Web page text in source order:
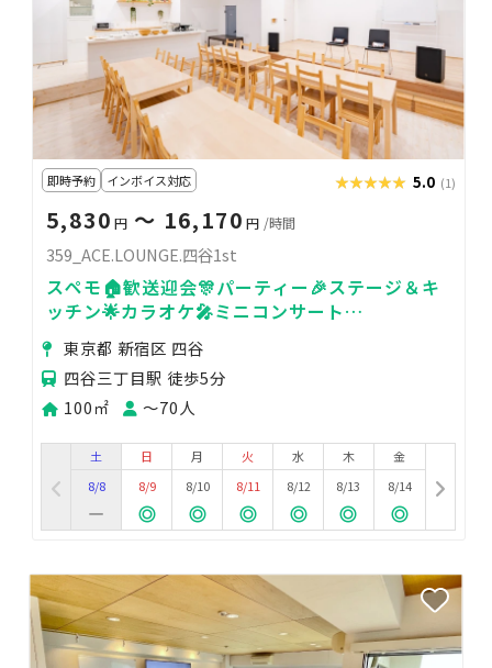
即時予約 インボイス対応 ★★★★★
★★★★★ 5.0 (1)
5,830 円〜 16,170 円 /時間
359_ACE.LOUNGE.四谷1st
スペモ🏠歓送迎会🎊パーティー🎉ステージ＆キ
ッチン🌟カラオケ🎤ミニコンサート
♬359_ACE.LOUNGE.四谷1st
東京都 新宿区 四谷
四谷三丁目駅 徒歩5分
100㎡
〜70人
土
8/8
日
8/9
月
8/10
火
8/11
水
8/12
木
8/13
金
8/14